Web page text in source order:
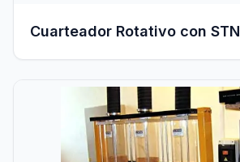
Cuarteador Rotativo con STN